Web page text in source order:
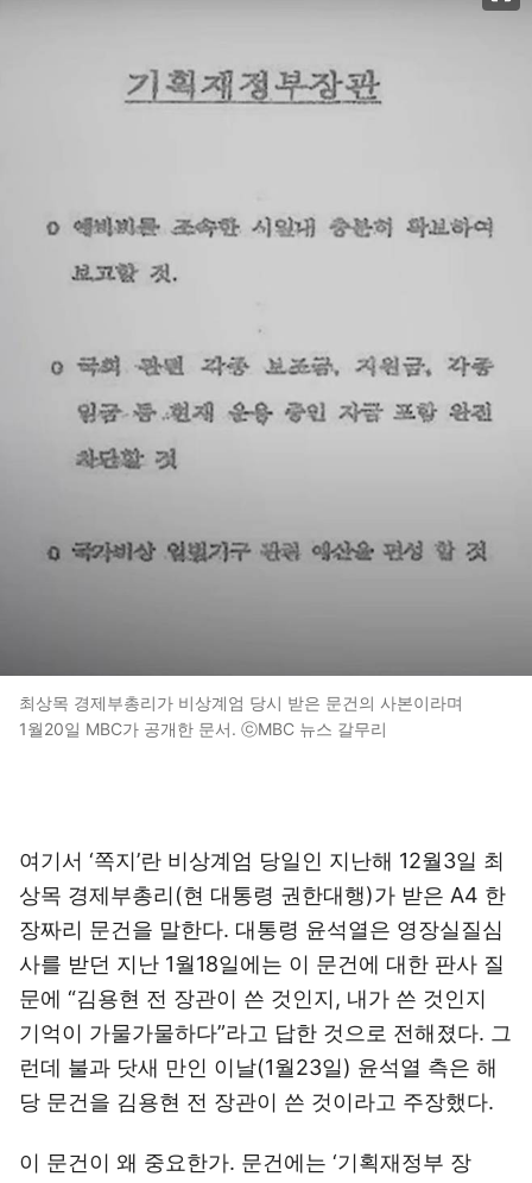
최상목 경제부총리가 비상계엄 당시 받은 문건의 사본이라며
1월20일 MBC가 공개한 문서. ⓒMBC 뉴스 갈무리
여기서 ‘쪽지’란 비상계엄 당일인 지난해 12월3일 최
상목 경제부총리(현 대통령 권한대행)가 받은 A4 한
장짜리 문건을 말한다. 대통령 윤석열은 영장실질심
사를 받던 지난 1월18일에는 이 문건에 대한 판사 질
문에 “김용현 전 장관이 쓴 것인지, 내가 쓴 것인지
기억이 가물가물하다”라고 답한 것으로 전해졌다. 그
런데 불과 닷새 만인 이날(1월23일) 윤석열 측은 해
당 문건을 김용현 전 장관이 쓴 것이라고 주장했다.
이 문건이 왜 중요한가. 문건에는 ‘기획재정부 장